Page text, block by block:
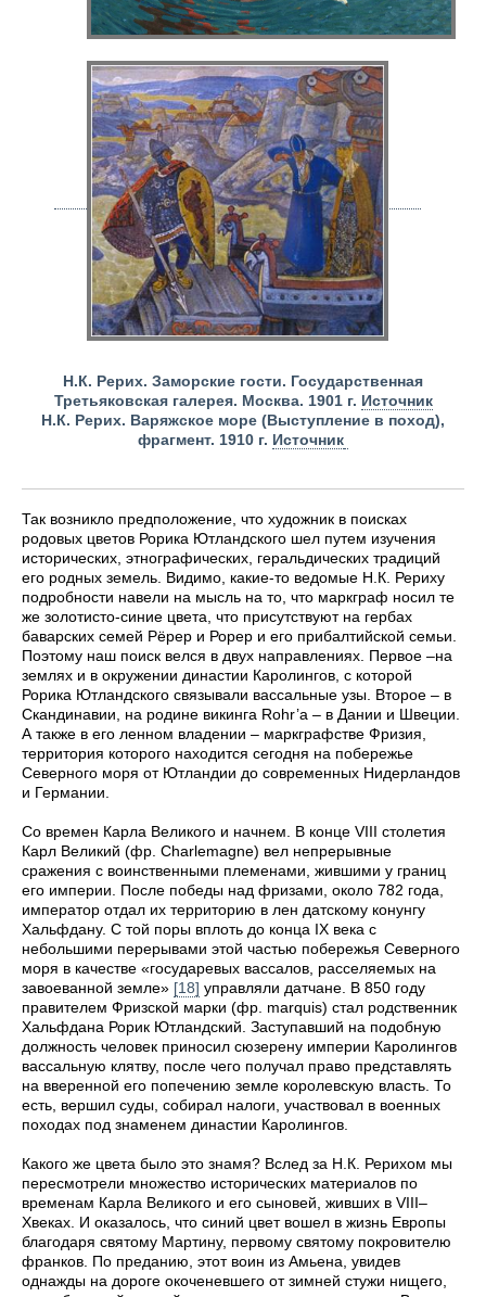
Н.К. Рерих. Заморские гости. Государственная
Третьяковская галерея. Москва. 1901 г. Источник
Н.К. Рерих. Варяжское море (Выступление в поход),
фрагмент. 1910 г. Источник
Так возникло предположение, что художник в поисках
родовых цветов Рорика Ютландского шел путем изучения
исторических, этнографических, геральдических традиций
его родных земель. Видимо, какие-то ведомые Н.К. Рериху
подробности навели на мысль на то, что маркграф носил те
же золотисто-синие цвета, что присутствуют на гербах
баварских семей Рёрер и Рорер и его прибалтийской семьи.
Поэтому наш поиск велся в двух направлениях. Первое –на
землях и в окружении династии Каролингов, с которой
Рорика Ютландского связывали вассальные узы. Второе – в
Скандинавии, на родине викинга Rohr’a – в Дании и Швеции.
А также в его ленном владении – маркграфстве Фризия,
территория которого находится сегодня на побережье
Северного моря от Ютландии до современных Нидерландов
и Германии.
Со времен Карла Великого и начнем. В конце VIII столетия
Карл Великий (фр. Charlemagne) вел непрерывные
сражения с воинственными племенами, жившими у границ
его империи. После победы над фризами, около 782 года,
император отдал их территорию в лен датскому конунгу
Хальфдану. С той поры вплоть до конца IX века с
небольшими перерывами этой частью побережья Северного
моря в качестве «государевых вассалов, расселяемых на
завоеванной земле» [18] управляли датчане. В 850 году
правителем Фризской марки (фр. marquis) стал родственник
Хальфдана Рорик Ютландский. Заступавший на подобную
должность человек приносил сюзерену империи Каролингов
вассальную клятву, после чего получал право представлять
на вверенной его попечению земле королевскую власть. То
есть, вершил суды, собирал налоги, участвовал в военных
походах под знаменем династии Каролингов.
Какого же цвета было это знамя? Вслед за Н.К. Рерихом мы
пересмотрели множество исторических материалов по
временам Карла Великого и его сыновей, живших в VIII–
Xвеках. И оказалось, что синий цвет вошел в жизнь Европы
благодаря святому Мартину, первому святому покровителю
франков. По преданию, этот воин из Амьена, увидев
однажды на дороге окоченевшего от зимней стужи нищего,